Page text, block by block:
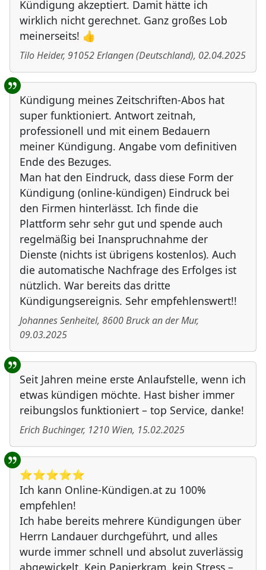
Kündigung akzeptiert. Damit hätte ich
wirklich nicht gerechnet. Ganz großes Lob
meinerseits! 👍
Tilo Heider, 91052Erlangen(Deutschland), 02.04.2025
Kündigung meines Zeitschriften-Abos hat
super funktioniert. Antwort zeitnah,
professionell und mit einem Bedauern
meiner Kündigung. Angabe vom definitiven
Ende des Bezuges.
Man hat den Eindruck, dass diese Form der
Kündigung (online-kündigen) Eindruck bei
den Firmen hinterlässt. Ich finde die
Plattform sehr sehr gut und spende auch
regelmäßig bei Inanspruchnahme der
Dienste (nichts ist übrigens kostenlos). Auch
die automatische Nachfrage des Erfolges ist
nützlich. War bereits das dritte
Kündigungsereignis. Sehr empfehlenswert!!
Johannes Senheitel, 8600Bruck an der Mur,
09.03.2025
Seit Jahren meine erste Anlaufstelle, wenn ich
etwas kündigen möchte. Hast bisher immer
reibungslos funktioniert – top Service, danke!
Erich Buchinger, 1210 Wien, 15.02.2025
⭐️⭐️⭐️⭐️⭐️
Ich kann Online-Kündigen.at zu 100%
empfehlen!
Ich habe bereits mehrere Kündigungen über
Herrn Landauer durchgeführt, und alles
wurde immer schnell und absolut zuverlässig